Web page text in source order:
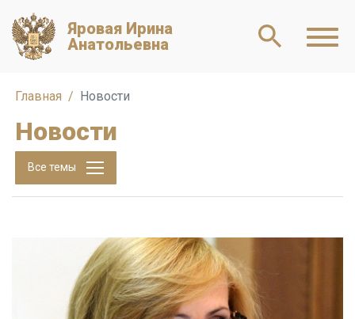
Яровая Ирина
Анатольевна
Главная Новости
Новости
Все темы